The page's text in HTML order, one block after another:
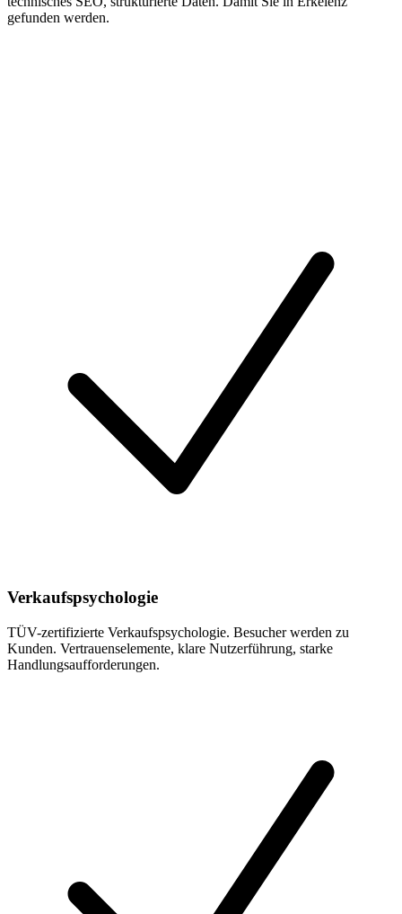
gefunden werden.
Verkaufspsychologie
TÜV-zertifizierte Verkaufspsychologie. Besucher werden zu
Kunden. Vertrauenselemente, klare Nutzerführung, starke
Handlungsaufforderungen.